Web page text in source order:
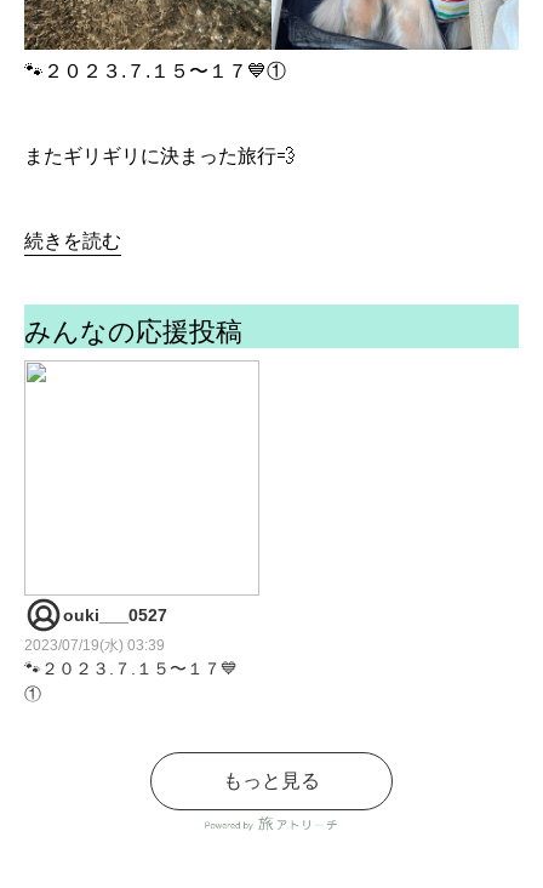
🐾２０２３.７.１５〜１７💙①
またギリギリに決まった旅行💨
続きを読む
みんなの応援投稿
ouki___0527
2023/07/19(水) 03:39
🐾２０２３.７.１５〜１７💙
①
王騎の回復も早かったおか
もっと見る